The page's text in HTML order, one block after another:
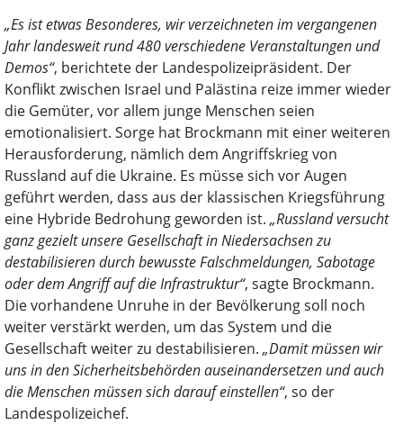
„Es ist etwas Besonderes, wir verzeichneten im vergangenen
Jahr landesweit rund 480 verschiedene Veranstaltungen und
Demos“, berichtete der Landespolizeipräsident. Der
Konflikt zwischen Israel und Palästina reize immer wieder
die Gemüter, vor allem junge Menschen seien
emotionalisiert. Sorge hat Brockmann mit einer weiteren
Herausforderung, nämlich dem Angriffskrieg von
Russland auf die Ukraine. Es müsse sich vor Augen
geführt werden, dass aus der klassischen Kriegsführung
eine Hybride Bedrohung geworden ist. „Russland versucht
ganz gezielt unsere Gesellschaft in Niedersachsen zu
destabilisieren durch bewusste Falschmeldungen, Sabotage
oder dem Angriff auf die Infrastruktur“, sagte Brockmann.
Die vorhandene Unruhe in der Bevölkerung soll noch
weiter verstärkt werden, um das System und die
Gesellschaft weiter zu destabilisieren. „Damit müssen wir
uns in den Sicherheitsbehörden auseinandersetzen und auch
die Menschen müssen sich darauf einstellen“, so der
Landespolizeichef.